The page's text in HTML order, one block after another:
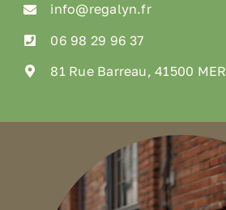
info@regalyn.fr
06 98 29 96 37
81 Rue Barreau, 41500 MER